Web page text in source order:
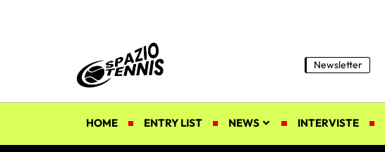
Newsletter
HOME ENTRY LIST NEWS INTERVISTE